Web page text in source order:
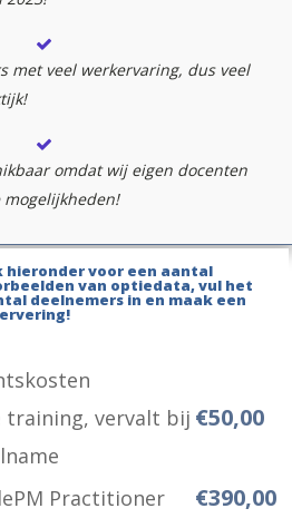
met veel werkervaring, dus veel
omdat wij eigen docenten
hieronder voor een aantal
van optiedata, vul het
deelnemers in en maak een
training, vervalt bij €50,00
Practitioner €390,00